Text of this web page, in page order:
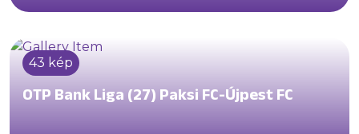
43 kép
OTP Bank Liga (27) Paksi FC-Újpest FC